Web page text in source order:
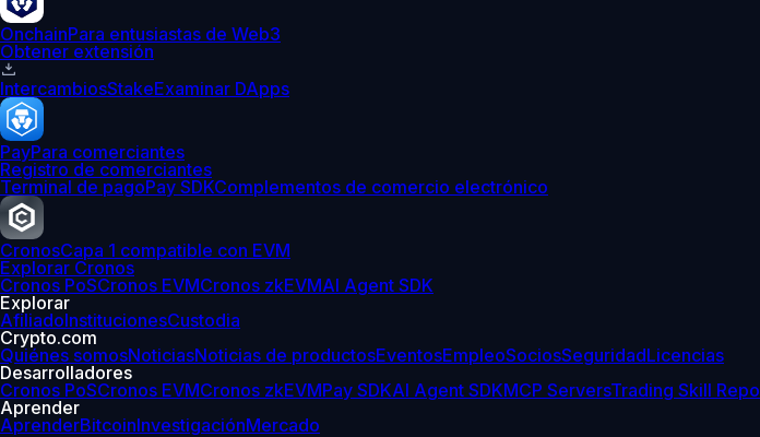
OnchainPara entusiastas de Web3
Obtener extensión
IntercambiosStakeExaminar DApps
PayPara comerciantes
Registro de comerciantes
Terminal de pagoPay SDKComplementos de comercio electrónico
CronosCapa 1 compatible con EVM
Explorar Cronos
Cronos PoSCronos EVMCronos zkEVMAI Agent SDK
Explorar
AfiliadoInstitucionesCustodia
Crypto.com
Quiénes somosNoticiasNoticias de productosEventosEmpleoSociosSeguridadLicencias
Desarrolladores
Cronos PoSCronos EVMCronos zkEVMPay SDKAI Agent SDKMCP ServersTrading Skill Repo
Aprender
AprenderBitcoinInvestigaciónMercado